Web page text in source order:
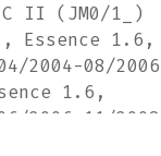
II (JM0/1_)
Essence 1.6,
2004-08/2006
1.6,
2006-11/2008
Essence 2.0,